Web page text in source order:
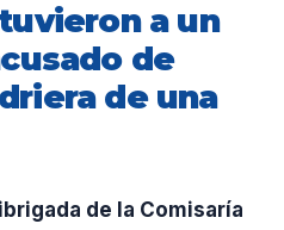
a un
de
de una
de la Comisaría